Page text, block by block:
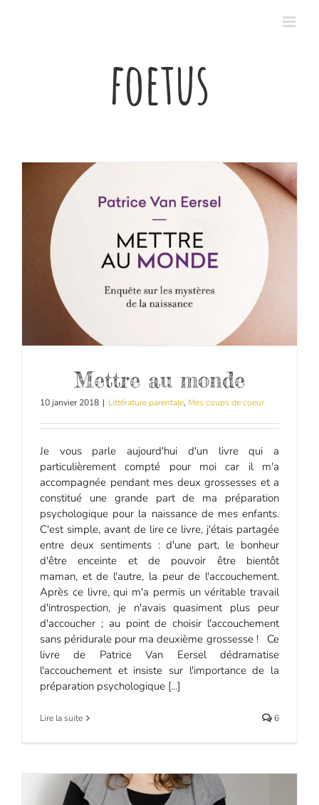
foetus
Mettre au monde
10 janvier 2018 | Littérature parentale, Mes coups de coeur
Je vous parle aujourd'hui d'un livre qui a
particulièrement compté pour moi car il m'a
accompagnée pendant mes deux grossesses et a
constitué une grande part de ma préparation
psychologique pour la naissance de mes enfants.
C'est simple, avant de lire ce livre, j'étais partagée
entre deux sentiments : d'une part, le bonheur
d'être enceinte et de pouvoir être bientôt
maman, et de l'autre, la peur de l'accouchement.
Après ce livre, qui m'a permis un véritable travail
d'introspection, je n'avais quasiment plus peur
d'accoucher ; au point de choisir l'accouchement
sans péridurale pour ma deuxième grossesse ! Ce
livre de Patrice Van Eersel dédramatise
l'accouchement et insiste sur l'importance de la
préparation psychologique [...]
Lire la suite 6